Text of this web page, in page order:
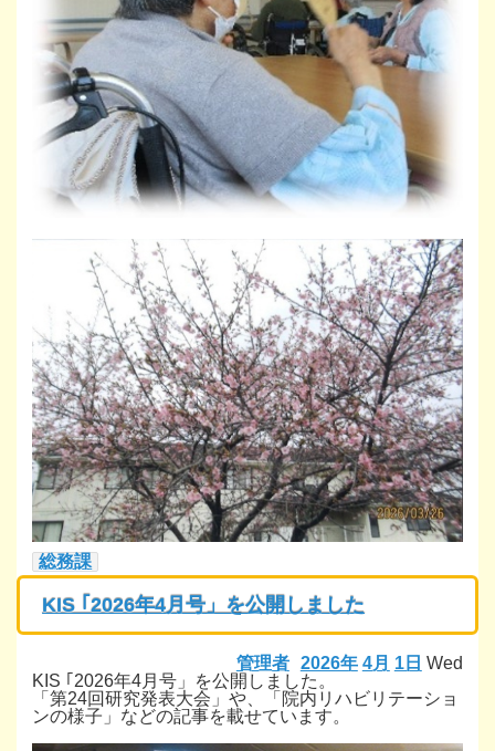
総務課
KIS ｢2026年4月号」を公開しました
2026年 4月 1日 Wed
管理者
KIS ｢2026年4月号」を公開しました。
「第24回研究発表大会」や、「院内リハビリテーショ
ンの様子」などの記事を載せています。